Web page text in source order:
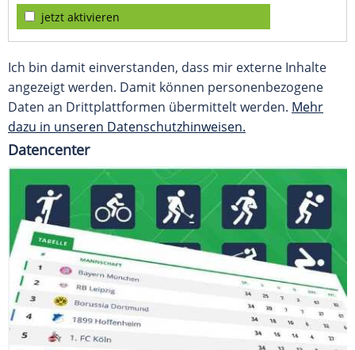
jetzt aktivieren
Ich bin damit einverstanden, dass mir externe Inhalte
angezeigt werden. Damit können personenbezogene
Daten an Drittplattformen übermittelt werden. Mehr
dazu in unseren Datenschutzhinweisen.
Datencenter